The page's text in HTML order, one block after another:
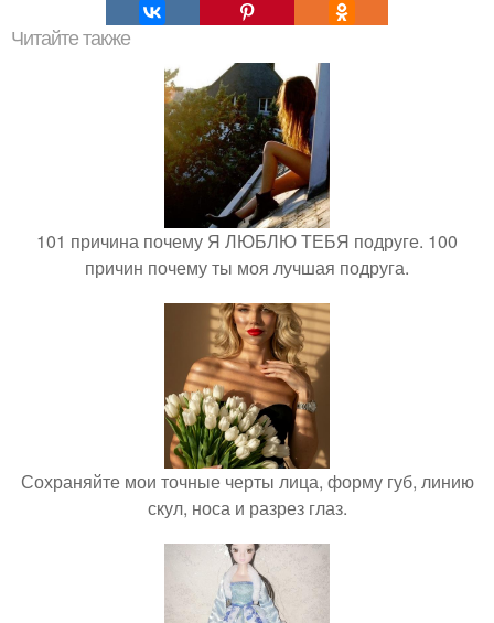
Читайте также
101 причина почему Я ЛЮБЛЮ ТЕБЯ подруге. 100
причин почему ты моя лучшая подруга.
Сохраняйте мои точные черты лица, форму губ, линию
скул, носа и разрез глаз.